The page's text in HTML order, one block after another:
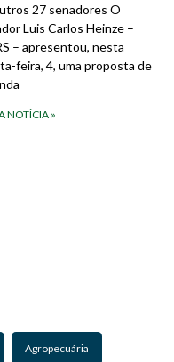
27 senadores O
Luis Carlos Heinze –
– apresentou, nesta
feira, 4, uma proposta de
NOTÍCIA »
Agropecuária